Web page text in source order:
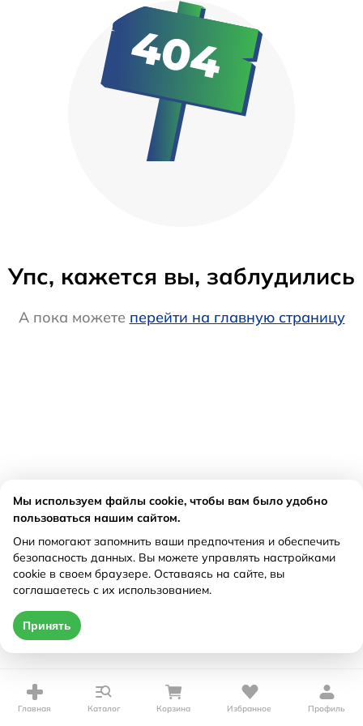
Упс, кажется вы, заблудились
А пока можете перейти на главную страницу
Главная Каталог Корзина Избранное Профиль
Мы используем файлы cookie, чтобы вам было удобно
пользоваться нашим сайтом.
Они помогают запомнить ваши предпочтения и обеспечить
безопасность данных. Вы можете управлять настройками
cookie в своем браузере. Оставаясь на сайте, вы
соглашаетесь с их использованием.
Принять